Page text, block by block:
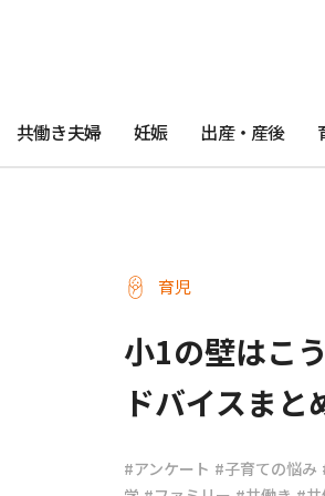
共働き夫婦 妊娠 出産・産後
育児
小1の壁はこ
ドバイスまと
#アンケート #子育ての悩み